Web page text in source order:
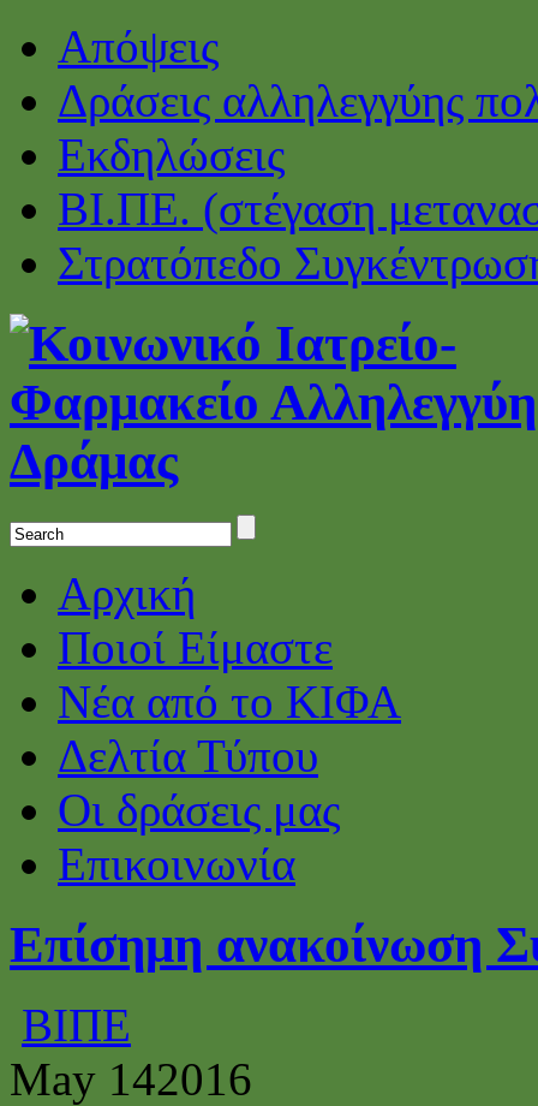
Απόψεις
Δράσεις αλληλεγγύης
Εκδηλώσεις
ΒΙ.ΠΕ. (στέγαση
Στρατόπεδο
Αρχική
Ποιοί Είμαστε
Νέα από το ΚΙΦΑ
Δελτία Τύπου
Οι δράσεις μας
Επικοινωνία
Επίσημη ανακοίνωση
ΒΙΠΕ
May 142016